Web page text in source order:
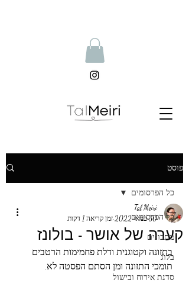
פוסט
כל הפרסומים
מתכונים
בלוג
סדנת אירוח ובישול
כל הפרסומים
קערה של אושר - בולונז
Tal Meiri
30 במאי 2022
זמן קריאה 1 דקות
בתזונה וקטוגנית ודלת פחמימות הרטבים
תומכי התזונה ומן הסתם הפסטה לא.